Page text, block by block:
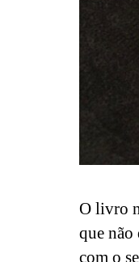
O livro
que não